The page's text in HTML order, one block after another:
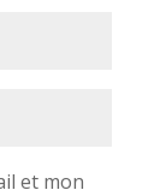
et mon